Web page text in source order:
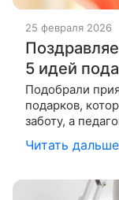
25 февраля 2026
5 идей
Подобрали
подарков,
заботу, а
удовольствием
— это всегда
Читать дальше